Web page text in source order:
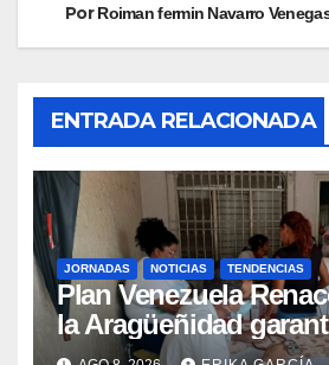
PorRoiman fermin Navarro
ENTRADA RELACIONADA
JORNADAS NOTICIAS TENDENCIAS
Plan Venezuela
la Aragüeñidad
atención médica